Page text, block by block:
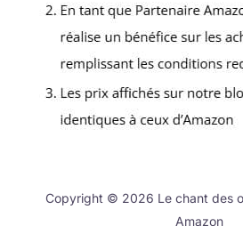
Copyright © 2026 Le chant des
Amazon